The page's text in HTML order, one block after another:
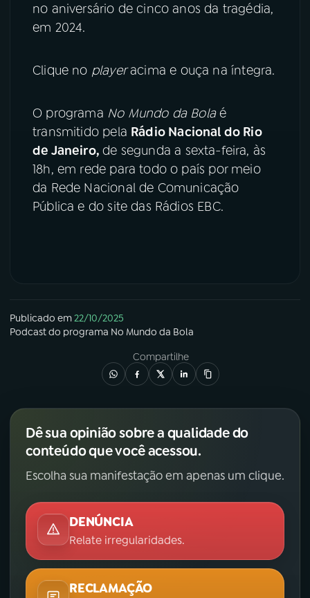
TikTok
no aniversário de cinco anos da tragédia,
em 2024.
Clique no playeracima e ouça na íntegra.
O programa No Mundo da Bolaé
transmitido pela Rádio Nacional do Rio
de Janeiro,de segunda a sexta-feira, às
18h, em rede para todo o país por meio
da Rede Nacional de Comunicação
Pública e do site das Rádios EBC.
Publicado em22/10/2025
Podcastdo programa No Mundo da Bola
Compartilhe
Dê sua opinião sobre a qualidade do
conteúdo que você acessou.
Escolha sua manifestação em apenas um clique.
DENÚNCIA
Relate irregularidades.
RECLAMAÇÃO